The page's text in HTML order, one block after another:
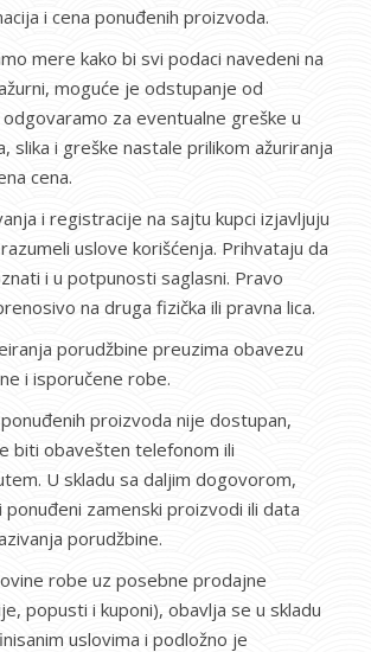
i cena ponuđenih proizvoda.
mere kako bi svi podaci navedeni na
moguće je odstupanje od
za eventualne greške u
slika i greške nastale prilikom ažuriranja
cena.
i registracije na sajtu kupci izjavljuju
uslove korišćenja. Prihvataju da
i u potpunosti saglasni. Pravo
na druga fizička ili pravna lica.
porudžbine preuzima obavezu
i isporučene robe.
proizvoda nije dostupan,
biti obavešten telefonom ili
U skladu sa daljim dogovorom,
ponuđeni zamenski proizvodi ili data
porudžbine.
robe uz posebne prodajne
popusti i kuponi), obavlja se u skladu
uslovima i podložno je